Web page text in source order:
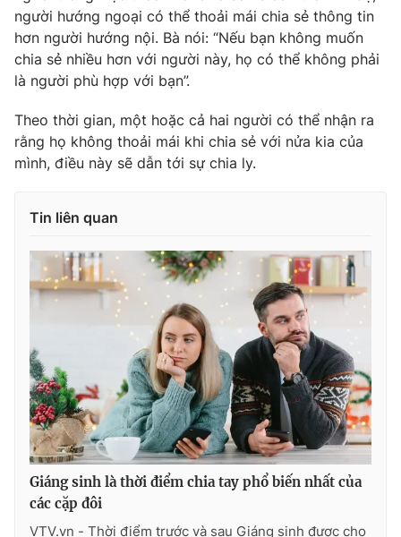
Ðiện thoại Thời báo VTV: 024.66 897 897
Email:toasoan@vtv.vn
Liên hệ quảng cáo:024-7300.7108
® Cấm sao chép dưới mọi hình thức nếu không có sự chấp
thuận bằng văn bản. Ghi rõ nguồn VTV.vn khi phát hành lại
thông tin từ website này.
người hướng ngoại có thể thoải mái chia sẻ thông tin
hơn người hướng nội. Bà nói: “Nếu bạn không muốn
chia sẻ nhiều hơn với người này, họ có thể không phải
là người phù hợp với bạn”.
Theo thời gian, một hoặc cả hai người có thể nhận ra
rằng họ không thoải mái khi chia sẻ với nửa kia của
mình, điều này sẽ dẫn tới sự chia ly.
Tin liên quan
Giáng sinh là thời điểm chia tay phổ biến nhất của
các cặp đôi
VTV.vn - Thời điểm trước và sau Giáng sinh được cho